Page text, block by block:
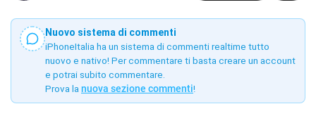
Nuovo sistema di commenti
iPhoneItalia ha un sistema di commenti realtime tutto
nuovo e nativo! Per commentare ti basta creare un account
e potrai subito commentare.
Prova la nuova sezione commenti!